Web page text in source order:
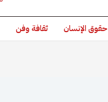
حقوق الإنسان ثقافة وفن